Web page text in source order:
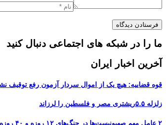
ما را در شبکه های اجتماعی دنبال کنید
آخرین اخبار ایران
قوه قضاییه: هیچ یک از اموال سردار آزمون رفع توقیف
زلزله ۵.۵ریشتری مصر و فلسطین را لرزاند
۲ عامل مهم صهیونیست‌ها در جنگ‌های ۱۲ روزه و ۴۰ روزه اعدام شدند